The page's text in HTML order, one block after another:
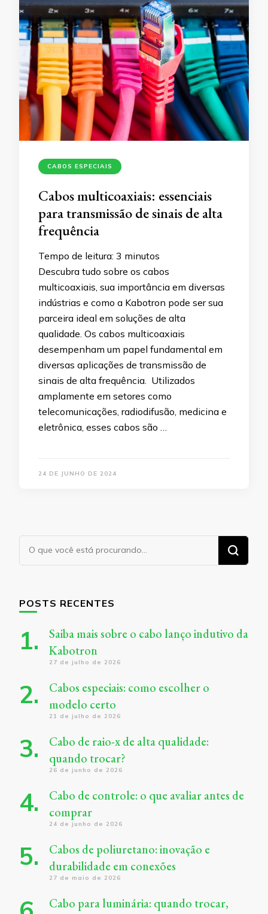
CABOS ESPECIAIS
Cabos multicoaxiais: essenciais
para transmissão de sinais de alta
frequência
Tempo de leitura: 3 minutos
Descubra tudo sobre os cabos
multicoaxiais, sua importância em diversas
indústrias e como a Kabotron pode ser sua
parceira ideal em soluções de alta
qualidade. Os cabos multicoaxiais
desempenham um papel fundamental em
diversas aplicações de transmissão de
sinais de alta frequência. Utilizados
amplamente em setores como
telecomunicações, radiodifusão, medicina e
eletrônica, esses cabos são …
24 DE JUNHO DE 2024
POSTS RECENTES
Saiba mais sobre o cabo lanço indutivo da
Kabotron
27 de julho de 2026
Cabos especiais: como escolher o
modelo certo
21 de julho de 2026
Cabo de raio-x de alta qualidade:
quando trocar?
26 de junho de 2026
Cabo de controle: o que avaliar antes de
comprar
24 de junho de 2026
Cabos de poliuretano: inovação e
durabilidade em conexões
27 de maio de 2026
Cabo para luminária: quando trocar,